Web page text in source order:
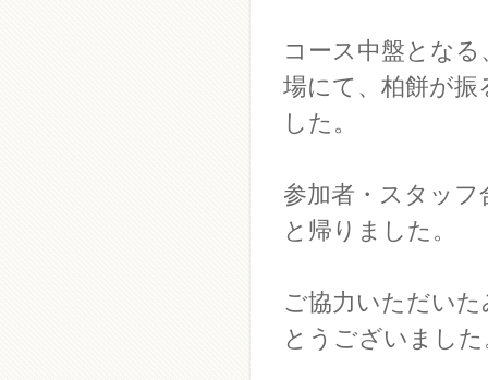
コース中盤とな
場にて、柏餅が
した。
参加者・スタッ
と帰りました。
ご協力いただい
とうございまし